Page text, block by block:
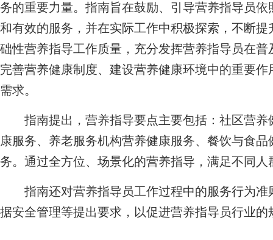
务的重要力量。指南旨在鼓励、引导营养指导员
和有效的服务，并在实际工作中积极探索，不断
础性营养指导工作质量，充分发挥营养指导员在
完善营养健康制度、建设营养健康环境中的重要
需求。
指南提出，营养指导要点主要包括：社区营养
康服务、养老服务机构营养健康服务、餐饮与食
务。通过全方位、场景化的营养指导，满足不同人
指南还对营养指导员工作过程中的服务行为准
据安全管理等提出要求，以促进营养指导员行业的